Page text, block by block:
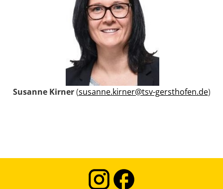
Susanne Kirner(susanne.kirner@tsv-gersthofen.de)